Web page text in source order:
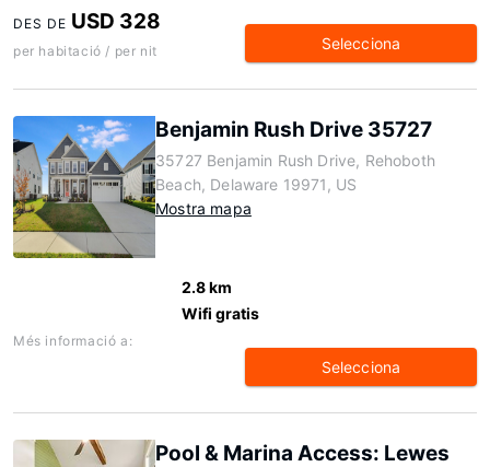
DES DE USD 328
per habitació / per nit Selecciona
Benjamin Rush Drive 35727
35727 Benjamin Rush Drive, Rehoboth
Beach, Delaware 19971, US
Mostra mapa
2.8 km
Wifi gratis
Més informació a:
Selecciona
Pool & Marina Access: Lewes